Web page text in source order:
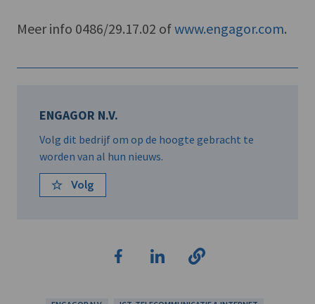
Meer info 0486/29.17.02 ofwww.engagor.com.
ENGAGOR N.V.
Volg dit bedrijf om op de hoogte gebracht te
worden van al hun nieuws.
Volg